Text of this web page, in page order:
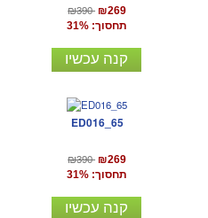
₪390 ₪269
תחסוך: 31%
קנה עכשיו
ED016_65
₪390 ₪269
תחסוך: 31%
קנה עכשיו